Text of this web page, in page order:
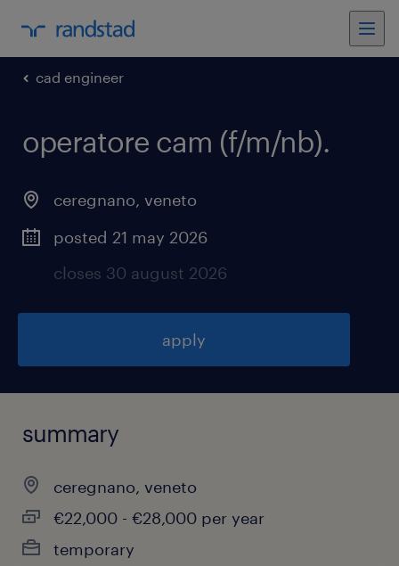
cad engineer
operatore cam (f/m/nb).
ceregnano, veneto
posted 21 may 2026
closes 30 august 2026
apply
summary
ceregnano, veneto
€22,000 - €28,000 per year
temporary